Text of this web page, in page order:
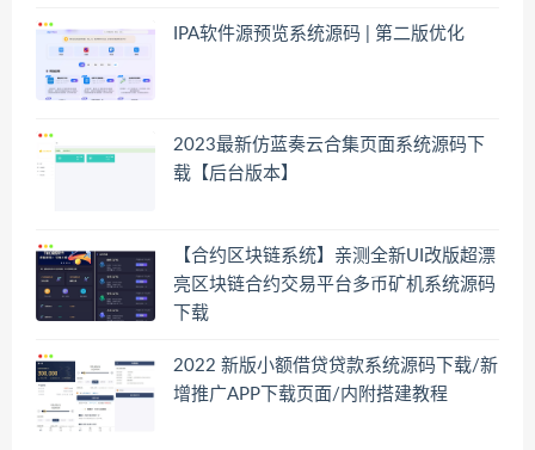
IPA软件源预览系统源码 | 第二版优化
2023最新仿蓝奏云合集页面系统源码下
载【后台版本】
【合约区块链系统】亲测全新UI改版超漂
亮区块链合约交易平台多币矿机系统源码
下载
2022 新版小额借贷贷款系统源码下载/新
增推广APP下载页面/内附搭建教程